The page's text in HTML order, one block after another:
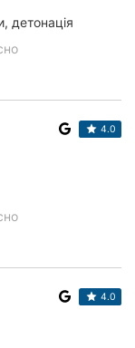
детонація
4.0
4.0